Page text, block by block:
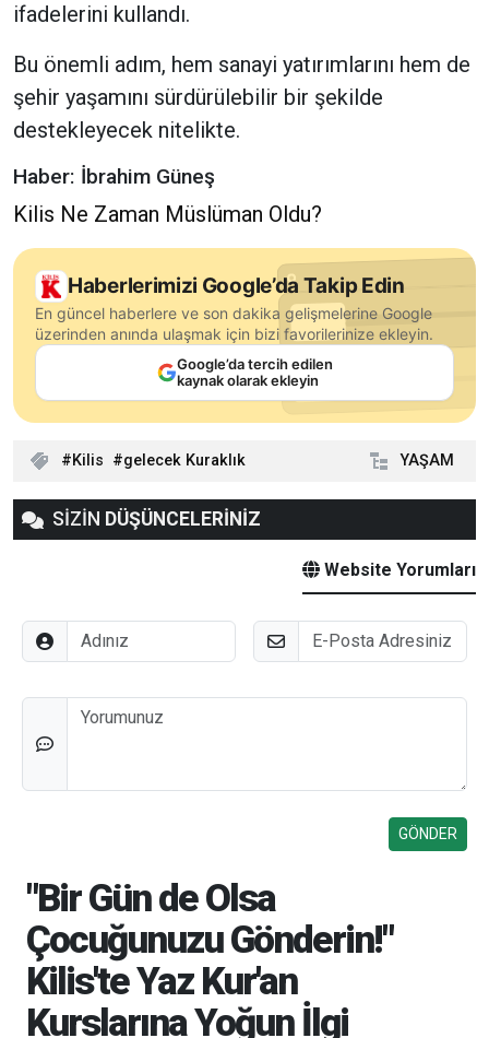
ifadelerini kullandı.
Bu önemli adım, hem sanayi yatırımlarını hem de
şehir yaşamını sürdürülebilir bir şekilde
destekleyecek nitelikte.
Haber: İbrahim Güneş
Kilis Ne Zaman Müslüman Oldu?
Haberlerimizi Google’da Takip Edin
En güncel haberlere ve son dakika gelişmelerine Google
üzerinden anında ulaşmak için bizi favorilerinize ekleyin.
Google’da tercih edilen
kaynak olarak ekleyin
Kilis gelecek Kuraklık YAŞAM
SİZİN DÜŞÜNCELERİNİZ
Website Yorumları
Adınız E-Posta
Düşünceleriniz
"Bir Gün de Olsa
Çocuğunuzu Gönderin!"
Kilis'te Yaz Kur'an
Kurslarına Yoğun İlgi